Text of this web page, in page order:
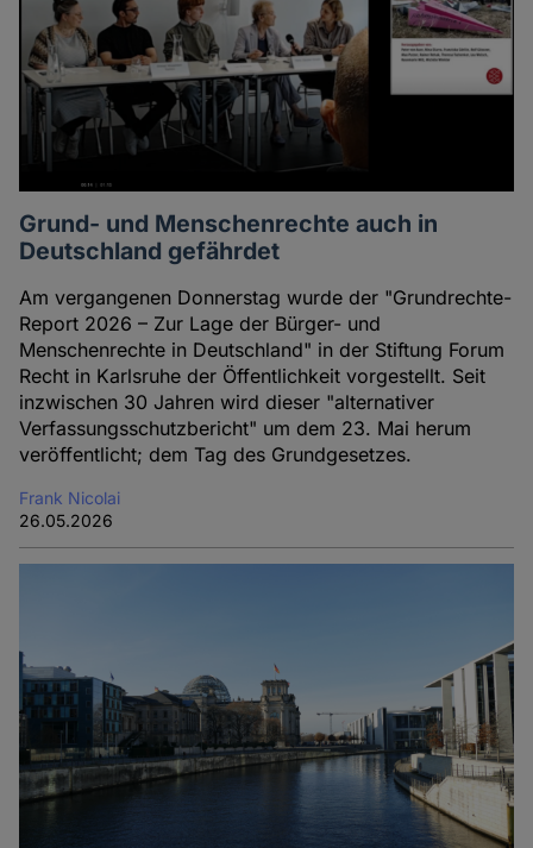
Grund- und Menschenrechte auch in
Deutschland gefährdet
Am vergangenen Donnerstag wurde der "Grundrechte-
Report 2026 – Zur Lage der Bürger- und
Menschenrechte in Deutschland" in der Stiftung Forum
Recht in Karlsruhe der Öffentlichkeit vorgestellt. Seit
inzwischen 30 Jahren wird dieser "alternativer
Verfassungsschutzbericht" um dem 23. Mai herum
veröffentlicht; dem Tag des Grundgesetzes.
Frank Nicolai
26.05.2026